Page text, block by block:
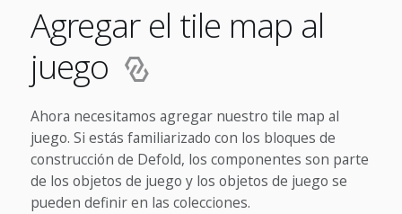
Agregar el tile map al
juego
Ahora necesitamos agregar nuestro tile map al
juego. Si estás familiarizado con los bloques de
construcción de Defold, los componentes son parte
de los objetos de juego y los objetos de juego se
pueden definir en las colecciones.